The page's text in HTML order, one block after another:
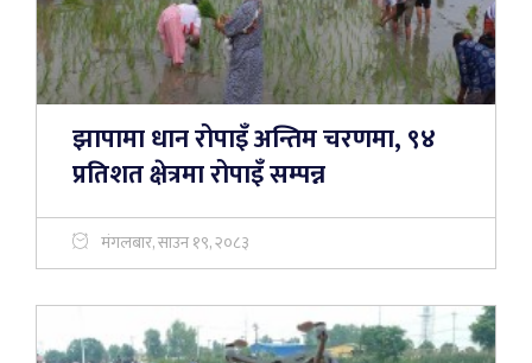
झापामा धान रोपाइँ अन्तिम चरणमा, ९४
प्रतिशत क्षेत्रमा रोपाइँ सम्पन्न
मंगलबार, साउन १९, २०८३